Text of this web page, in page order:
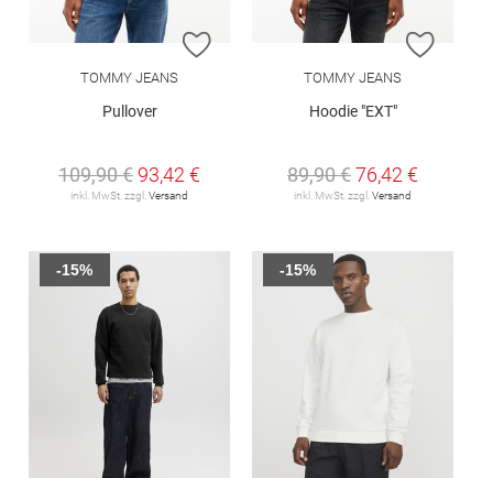
ZUR WUNSCHLISTE HINZUFÜGEN
TOMMY JEANS
Pullover
109,90 € 93,42 €
inkl. MwSt. zzgl. Versand
ZUR
TOMMY JEANS
Hoodie "EXT"
89,90 €76,42 €
inkl. MwSt. zzgl. Versand
-15% -15%